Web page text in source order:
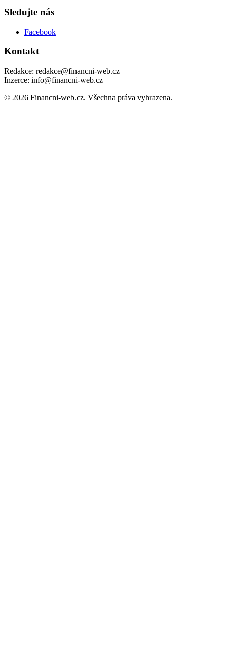
Sledujte nás
Facebook
Kontakt
Redakce: redakce@financni-web.cz
Inzerce: info@financni-web.cz
© 2026 Financni-web.cz. Všechna práva vyhrazena.